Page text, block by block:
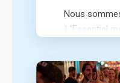
Nous
L'Essentiel
positive de
article à notre